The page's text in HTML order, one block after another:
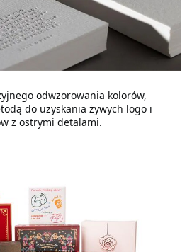
odwzorowania kolorów,
do uzyskania żywych logo i
z ostrymi detalami.